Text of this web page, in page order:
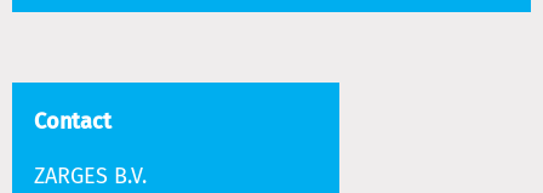
Contact
ZARGES B.V.